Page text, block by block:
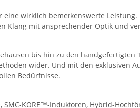
wirklich bemerkenswerte
Klang mit ansprechender Optik und
bis hin zu den handgefertigten
wider. Und mit den exklusiven
Bedürfnisse.
SMC-KORE™-Induktoren, Hybrid-